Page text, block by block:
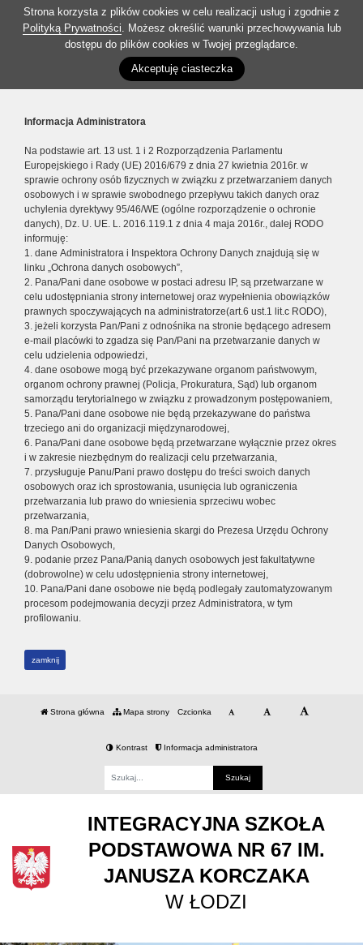
Strona korzysta z plików cookies w celu realizacji usług i zgodnie z
Polityką Prywatności. Możesz określić warunki przechowywania lub
dostępu do plików cookies w Twojej przeglądarce.
Akceptuję ciasteczka
Informacja Administratora
Na podstawie art. 13 ust. 1 i 2 Rozporządzenia Parlamentu
Europejskiego i Rady (UE) 2016/679 z dnia 27 kwietnia 2016r. w
sprawie ochrony osób fizycznych w związku z przetwarzaniem danych
osobowych i w sprawie swobodnego przepływu takich danych oraz
uchylenia dyrektywy 95/46/WE (ogólne rozporządzenie o ochronie
danych), Dz. U. UE. L. 2016.119.1 z dnia 4 maja 2016r., dalej RODO
informuję:
1. dane Administratora i Inspektora Ochrony Danych znajdują się w
linku „Ochrona danych osobowych”,
2. Pana/Pani dane osobowe w postaci adresu IP, są przetwarzane w
celu udostępniania strony internetowej oraz wypełnienia obowiązków
prawnych spoczywających na administratorze(art.6 ust.1 lit.c RODO),
3. jeżeli korzysta Pan/Pani z odnośnika na stronie będącego adresem
e-mail placówki to zgadza się Pan/Pani na przetwarzanie danych w
celu udzielenia odpowiedzi,
4. dane osobowe mogą być przekazywane organom państwowym,
organom ochrony prawnej (Policja, Prokuratura, Sąd) lub organom
samorządu terytorialnego w związku z prowadzonym postępowaniem,
5. Pana/Pani dane osobowe nie będą przekazywane do państwa
trzeciego ani do organizacji międzynarodowej,
6. Pana/Pani dane osobowe będą przetwarzane wyłącznie przez okres
i w zakresie niezbędnym do realizacji celu przetwarzania,
7. przysługuje Panu/Pani prawo dostępu do treści swoich danych
osobowych oraz ich sprostowania, usunięcia lub ograniczenia
przetwarzania lub prawo do wniesienia sprzeciwu wobec
przetwarzania,
8. ma Pan/Pani prawo wniesienia skargi do Prezesa Urzędu Ochrony
Danych Osobowych,
9. podanie przez Pana/Panią danych osobowych jest fakultatywne
(dobrowolne) w celu udostępnienia strony internetowej,
10. Pana/Pani dane osobowe nie będą podlegały zautomatyzowanym
procesom podejmowania decyzji przez Administratora, w tym
profilowaniu.
zamknij
Strona główna Mapa strony Czcionka
Kontrast Informacja administratora
INTEGRACYJNA SZKOŁA
PODSTAWOWA NR 67 IM.
JANUSZA KORCZAKA
W ŁODZI